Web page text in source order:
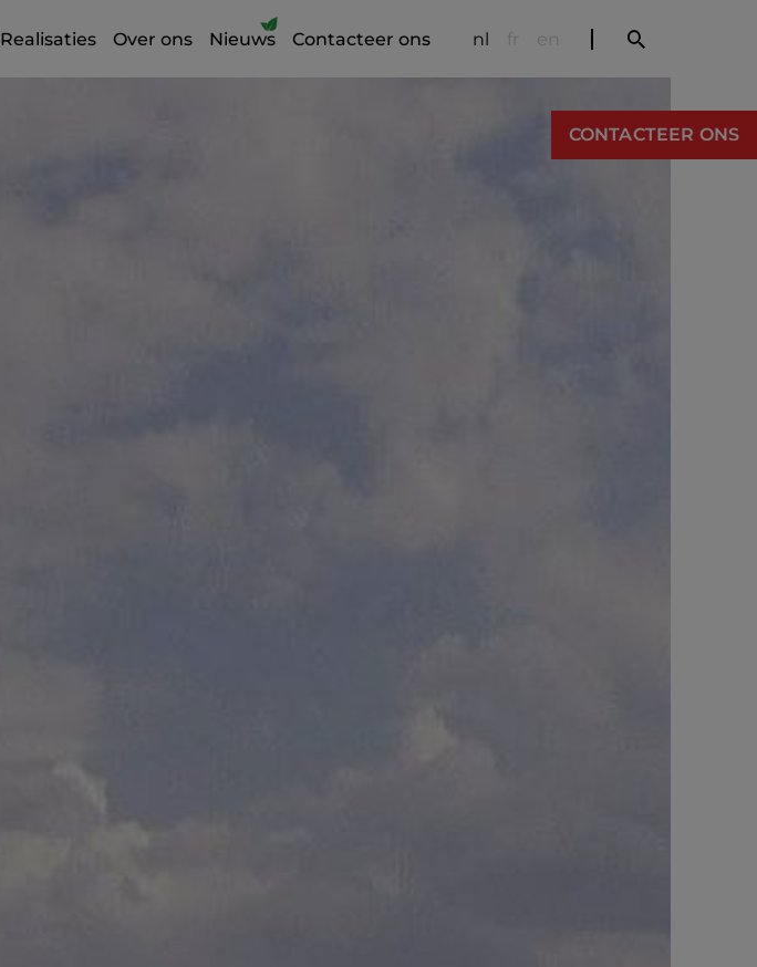
Realisaties Over ons Nieuws Contacteer ons nl fr en
CONTACTEER ONS